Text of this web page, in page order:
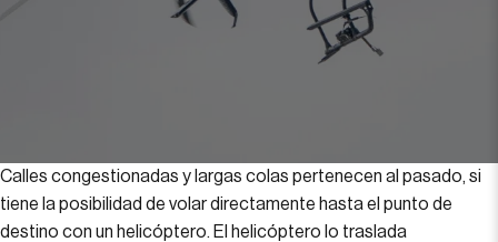
Calles congestionadas y largas colas pertenecen al pasado, si
tiene la posibilidad de volar directamente hasta el punto de
destino con un helicóptero. El helicóptero lo traslada